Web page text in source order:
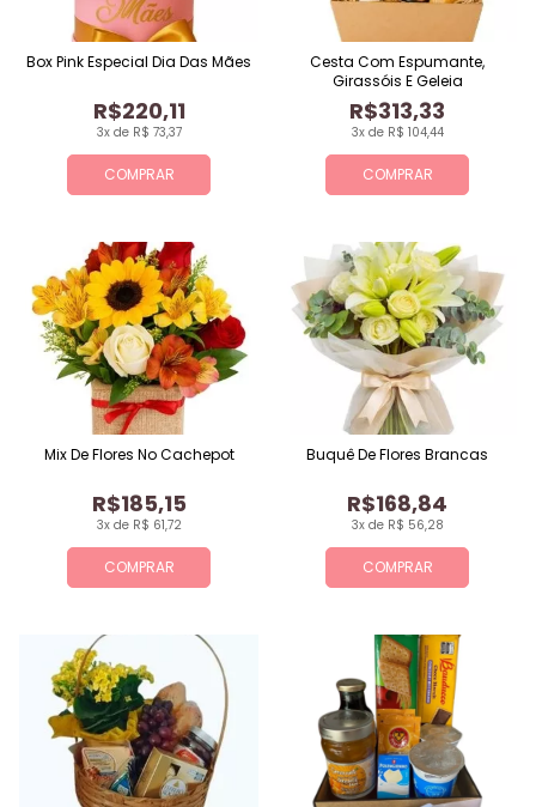
COMPRAR
3x de R$ 73,37
R$220,11
Box Pink Especial Dia Das Mães
COMPRAR
3x de R$ 104,44
R$313,33
Cesta Com Espumante,
Girassóis E Geleia
COMPRAR
3x de R$ 61,72
R$185,15
Mix De Flores No Cachepot
COMPRAR
3x de R$ 56,28
R$168,84
Buquê De Flores Brancas